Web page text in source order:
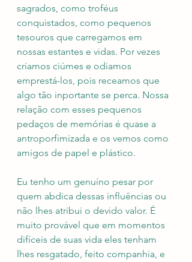
sagrados, como troféus
conquistados, como pequenos
tesouros que carregamos em
nossas estantes e vidas. Por vezes
criamos ciúmes e odiamos
emprestá-los, pois receamos que
algo tão inportante se perca. Nossa
relação com esses pequenos
pedaços de memórias é quase a
antroporfimizada e os vemos como
amigos de papel e plástico.
Eu tenho um genuíno pesar por
quem abdica dessas influências ou
não lhes atribui o devido valor. É
muito provável que em momentos
difíceis de suas vida eles tenham
lhes resgatado, feito companhia, e